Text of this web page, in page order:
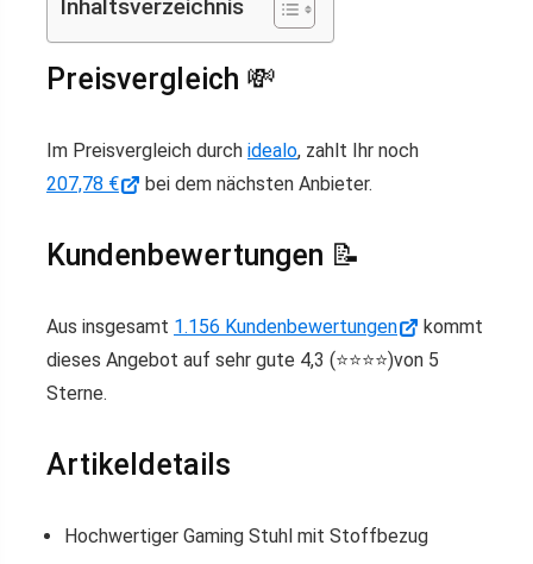
Inhaltsverzeichnis
Preisvergleich 💸
Im Preisvergleich durch idealo, zahlt Ihr noch
207,78 €
bei dem nächsten Anbieter.
Kundenbewertungen 📝
Aus insgesamt 1.156 Kundenbewertungen
kommt
dieses Angebot auf sehr gute 4,3 (⭐️⭐️⭐️⭐️)von 5
Sterne.
Artikeldetails
Hochwertiger Gaming Stuhl mit Stoffbezug